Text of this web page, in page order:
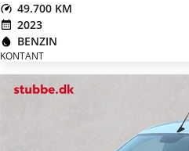
49.700 KM
2023
BENZIN
KONTANT